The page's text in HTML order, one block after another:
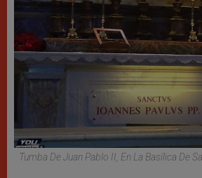
Tumba De Juan Pablo II, En La Basílica De